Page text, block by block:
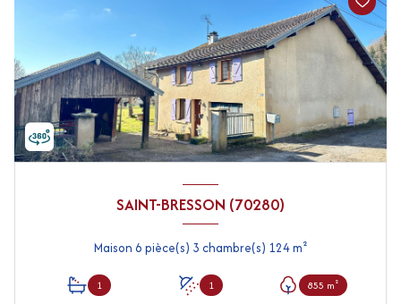
SAINT-BRESSON (70280)
Maison 6 pièce(s) 3 chambre(s) 124 m²
1 1 855 m²